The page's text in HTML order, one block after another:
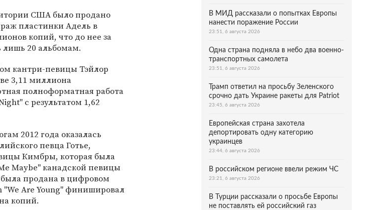
США было продано
пластинки Адель в
копий, что до нее за
лишь 20 альбомам.
кантри-певицы Тэйлор
3,11 миллиона
полноформатная работа
с результатом 1,62
2012 года оказалась
певца Готье,
Кимбры, которая была
Maybe" канадской певицы
продана в цифровом
Are Young" финишировал
копий.
В МИД рассказали о попытках Европы
нанести поражение России
23:51, 6 августа 2026
Одна страна подняла в небо два военно-
транспортных самолета
23:51, 6 августа 2026
Трамп ответил на просьбу Зеленского
срочно дать Украине ракеты для Patriot
23:45, 6 августа 2026
Европейская страна захотела
депортировать одну категорию
украинцев
23:44, 6 августа 2026
В российском регионе ввели режим ЧС
23:21, 6 августа 2026
В Турции рассказали о просьбе Европы
не поставлять ей российский газ